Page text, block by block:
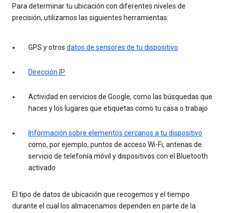
Para determinar tu ubicación con diferentes niveles de
precisión, utilizamos las siguientes herramientas:
GPS y otros datos de sensores de tu dispositivo
Dirección IP
Actividad en servicios de Google, como las búsquedas que
haces y los lugares que etiquetas como tu casa o trabajo
Información sobre elementos cercanos a tu dispositivo
como, por ejemplo, puntos de acceso Wi-Fi, antenas de
servicio de telefonía móvil y dispositivos con el Bluetooth
activado
El tipo de datos de ubicación que recogemos y el tiempo
durante el cual los almacenamos dependen en parte de la